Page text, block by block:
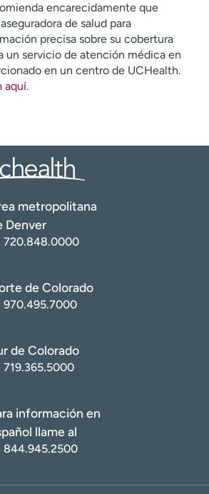
encarecidamente que
de salud para
precisa sobre su cobertura
un servicio de atención médica en
en un centro de UCHealth.
aquí.
metropolitana
Denver
720.848.0000
de Colorado
970.495.7000
de Colorado
719.365.5000
información en
llame al
844.945.2500